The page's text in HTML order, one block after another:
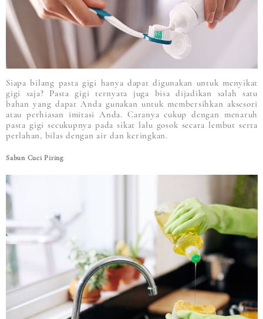
Siapa bilang pasta gigi hanya dapat digunakan untuk menyikat
gigi saja? Pasta gigi ternyata juga bisa dijadikan salah satu
bahan yang dapat Anda gunakan untuk membersihkan aksesori
atau perhiasan imitasi Anda. Caranya cukup dengan menaruh
pasta gigi secukupnya pada sikat lalu gosok secara lembut serta
perlahan, bilas dengan air dan keringkan.
Sabun Cuci Piring